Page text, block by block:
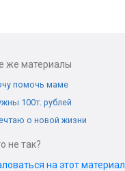
же материалы
помочь маме
100т. рублей
о новой жизни
не так?
на этот материал